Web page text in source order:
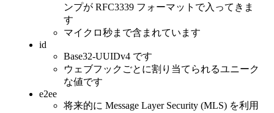
ンプが RFC3339 フォーマットで入ってきま
す
マイクロ秒まで含まれています
id
Base32-UUIDv4 です
ウェブフックごとに割り当てられるユニーク
な値です
e2ee
将来的に Message Layer Security (MLS) を利用